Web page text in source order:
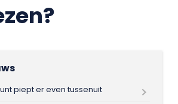
piept er even tussenuit